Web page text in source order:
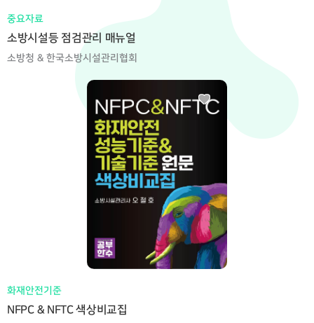
중요자료
소방시설등 점검관리 매뉴얼
소방청 & 한국소방시설관리협회
화재안전기준
NFPC & NFTC 색상비교집